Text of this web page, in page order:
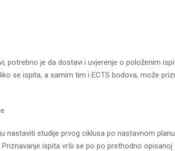
potrebno je da dostavi i uvjerenje o položenim
se ispita, a samim tim i ECTS bodova, može
nastaviti studije prvog ciklusa po nastavnom
ispita vrši se po po prethodno opisanoj